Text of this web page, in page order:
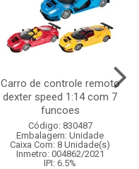
Carro de controle remoto
dexter speed 1:14 com 7
funcoes
Código: 830487
Embalagem: Unidade
Caixa Com: 8 Unidade(s)
Inmetro: 004862/2021
IPI: 6.5%